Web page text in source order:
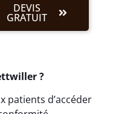
DEVIS
GRATUIT
?
patients d’accéder